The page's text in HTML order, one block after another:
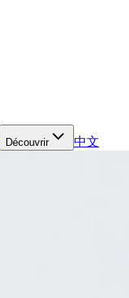
Découvrir 中文